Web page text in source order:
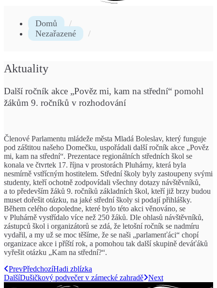
Domů
Nezařazené
Aktuality
Další ročník akce „Pověz mi, kam na střední“ pomohl
žákům 9. ročníků v rozhodování
Členové Parlamentu mládeže města Mladá Boleslav, který funguje
pod záštitou našeho Domečku, uspořádali další ročník akce „Pověz
mi, kam na střední“. Prezentace regionálních středních škol se
konala ve čtvrtek 17. října v prostorách Pluhárny, která byla
nesmírně vstřícným hostitelem. Střední školy byly zastoupeny svými
studenty, kteří ochotně zodpovídali všechny dotazy návštěvníků,
a to především žáků 9. ročníků základních škol, kteří již brzy budou
muset dořešit otázku, na jaké střední školy si podají přihlášky.
Během celého dopoledne, které bylo této akci věnováno, se
v Pluhárně vystřídalo více než 250 žáků. Dle ohlasů návštěvníků,
zástupců škol i organizátorů se zdá, že letošní ročník se nadmíru
vydařil, a my už se moc těšíme, že se naši „parlamenťáci“ chopí
organizace akce i příští rok, a pomohou tak další skupině deváťáků
vyřešit otázku „Kam na střední?“.
PrevPředchozíHadi zblízka
DalšíDušičkový podvečer v zámecké zahradě Next